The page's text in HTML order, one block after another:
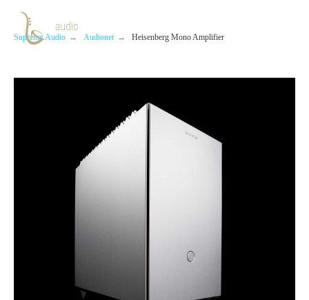
Supreme.Audio → Audionet → Heisenberg Mono Amplifier